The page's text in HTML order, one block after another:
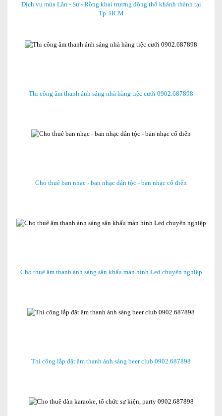
Dịch vụ múa Lân - Sư - Rồng khai trương động thổ khánh thành tại
Tp. HCM
Thi công âm thanh ánh sáng nhà hàng tiệc cưới 0902.687898
Cho thuê ban nhạc - ban nhạc dân tộc - ban nhạc cổ điển
Cho thuê âm thanh ánh sáng sân khấu màn hình Led chuyên nghiệp
Thi công lắp đặt âm thanh ánh sáng beer club 0902.687898